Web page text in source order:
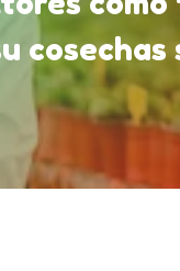
cosechas